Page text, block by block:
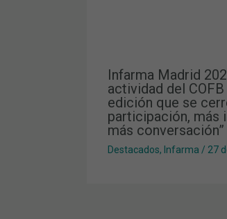
Infarma Madrid
actividad del COFB
edición que se
participación, más
más conversación”
Destacados, Infarma / 27